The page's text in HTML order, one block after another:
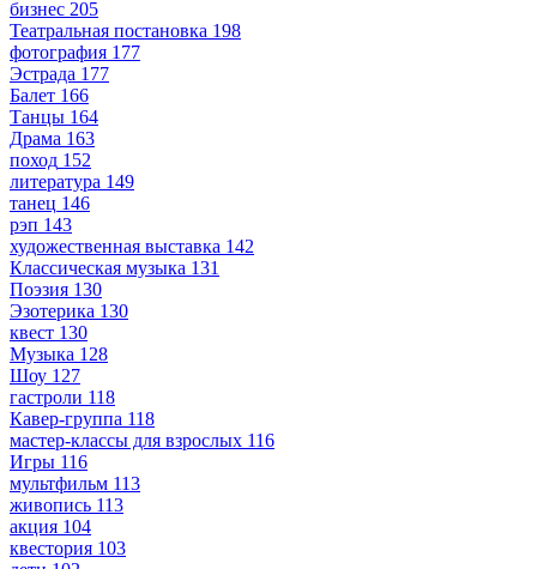
бизнес 205
Театральная постановка 198
фотография 177
Эстрада 177
Балет 166
Танцы 164
Драма 163
поход 152
литература 149
танец 146
рэп 143
художественная выставка 142
Классическая музыка 131
Поэзия 130
Эзотерика 130
квест 130
Музыка 128
Шоу 127
гастроли 118
Кавер-группа 118
мастер-классы для взрослых 116
Игры 116
мультфильм 113
живопись 113
акция 104
квестория 103